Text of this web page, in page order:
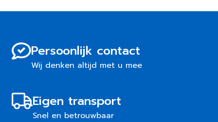
Persoonlijk contact
Wij denken altijd met u mee
Eigen transport
Snel en betrouwbaar